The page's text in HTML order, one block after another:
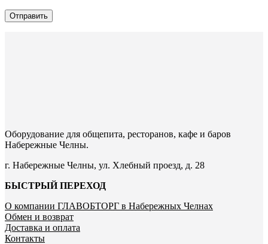
Отправить
Оборудование для общепита, ресторанов, кафе и баров
Набережные Челны.
г. Набережные Челны, ул. Хлебный проезд, д. 28
БЫСТРЫЙ ПЕРЕХОД
О компании ГЛАВОБТОРГ в Набережных Челнах
Обмен и возврат
Доставка и оплата
Контакты